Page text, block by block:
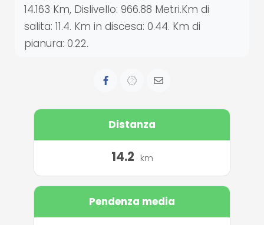
14.163 Km, Dislivello: 966.88 Metri.Km di
salita: 11.4. Km in discesa: 0.44. Km di
pianura: 0.22.
Distanza
14.2 km
Pendenza media